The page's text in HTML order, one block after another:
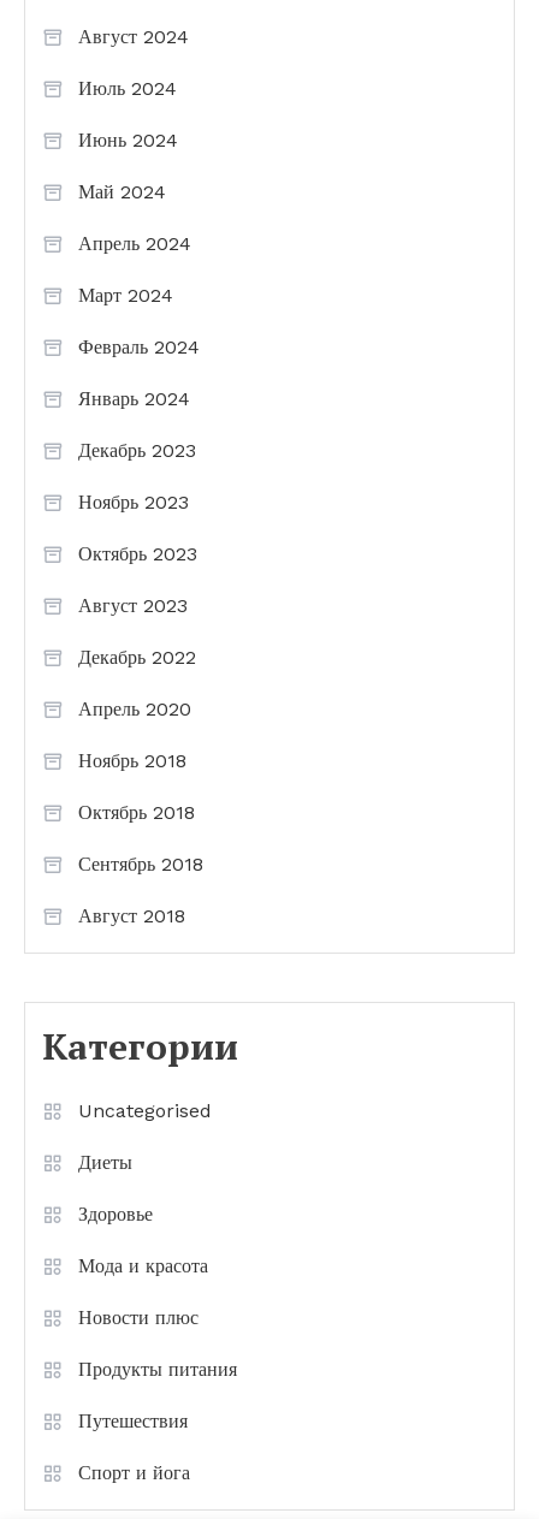
Август 2024
Июль 2024
Июнь 2024
Май 2024
Апрель 2024
Март 2024
Февраль 2024
Январь 2024
Декабрь 2023
Ноябрь 2023
Октябрь 2023
Август 2023
Декабрь 2022
Апрель 2020
Ноябрь 2018
Октябрь 2018
Сентябрь 2018
Август 2018
Категории
Uncategorised
Диеты
Здоровье
Мода и красота
Новости плюс
Продукты питания
Путешествия
Спорт и йога